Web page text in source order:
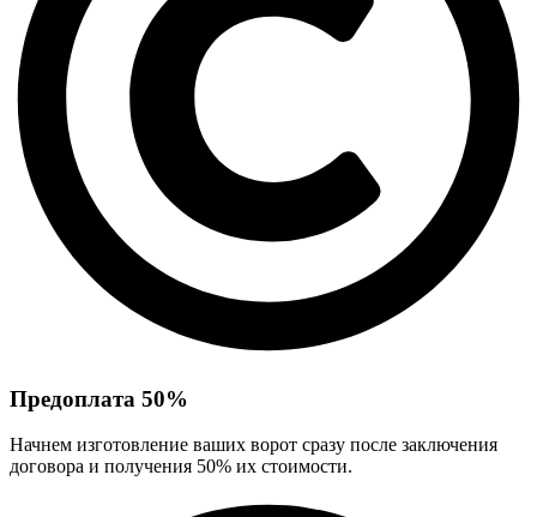
Предоплата 50%
Начнем изготовление ваших ворот сразу после заключения
договора и получения 50% их стоимости.